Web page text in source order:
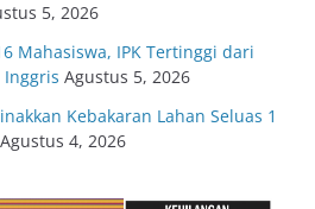
5, 2026
Mahasiswa, IPK Tertinggi dari
Inggris Agustus 5, 2026
Kebakaran Lahan Seluas 1
Agustus 4, 2026